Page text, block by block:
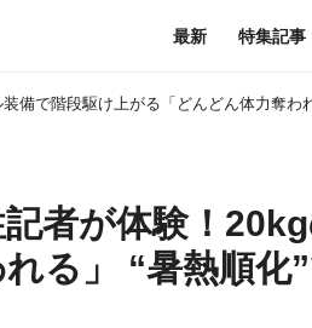
最新 特集記事
備で階段駆け上がる「どんどん体力奪わ
者が体験！
る」 “暑熱順化”